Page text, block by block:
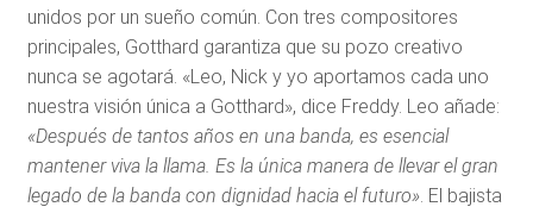
unidos por un sueño común. Con tres compositores
principales, Gotthard garantiza que su pozo creativo
nunca se agotará. «Leo, Nick y yo aportamos cada uno
nuestra visión única a Gotthard», dice Freddy. Leo añade:
«Después de tantos años en una banda, es esencial
mantener viva la llama. Es la única manera de llevar el gran
legado de la banda con dignidad hacia el futuro». El bajista